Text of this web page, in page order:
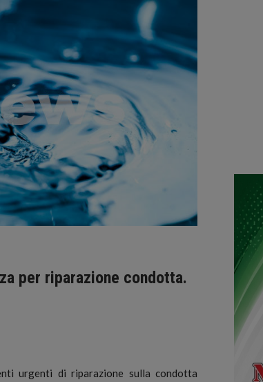
per riparazione condotta.
urgenti di riparazione sulla condotta